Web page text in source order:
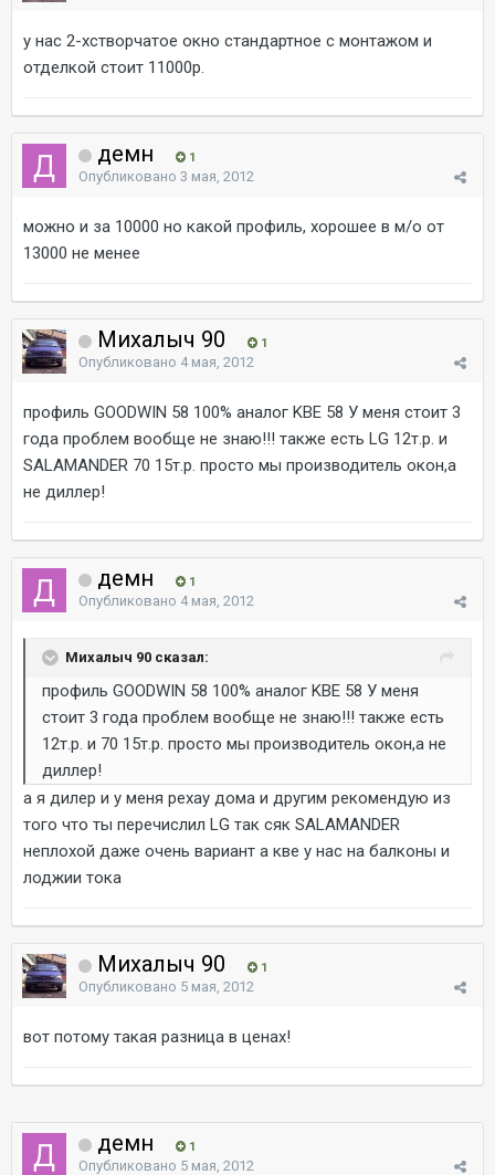
у нас 2-хстворчатое окно стандартное с монтажом и
отделкой стоит 11000р.
демн 1
Опубликовано 3 мая, 2012
можно и за 10000 но какой профиль, хорошее в м/о от
13000 не менее
Михалыч 90 1
Опубликовано 4 мая, 2012
профиль GOODWIN 58 100% аналог KBE 58 У меня стоит 3
года проблем вообще не знаю!!! также есть LG 12т.р. и
SALAMANDER 70 15т.р. просто мы производитель окон,а
не диллер!
демн 1
Опубликовано 4 мая, 2012
Михалыч 90 сказал:
профиль GOODWIN 58 100% аналог KBE 58 У меня
стоит 3 года проблем вообще не знаю!!! также есть
12т.р. и 70 15т.р. просто мы производитель окон,а не
диллер!
а я дилер и у меня рехау дома и другим рекомендую из
того что ты перечислил LG так сяк SALAMANDER
неплохой даже очень вариант а кве у нас на балконы и
лоджии тока
Михалыч 90 1
Опубликовано 5 мая, 2012
вот потому такая разница в ценах!
демн 1
Опубликовано 5 мая, 2012